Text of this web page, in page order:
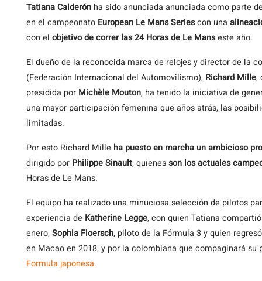
Tatiana Calderón ha sido anunciada anunciada como parte
en el campeonato European Le Mans Seriescon una
con el objetivo de correr las 24 Horas de Le Manseste año.
El dueño de la reconocida marca de relojes y director de la
(Federación Internacional del Automovilismo), Richard Mille,
presidida por Michèle Mouton, ha tenido la iniciativa de
una mayor participación femenina que años atrás, las
limitadas.
Por esto Richard Mille ha puesto en marcha un ambicioso
dirigido por Philippe Sinault, quienesson los actuales
Horas de Le Mans.
El equipo ha realizado una minuciosa selección de pilotos
experiencia de Katherine Legge, con quien Tatiana
enero,Sophia Floersch, piloto de la Fórmula 3 y quien
en Macao en 2018, y por la colombiana que compaginará
Formula japonesa.